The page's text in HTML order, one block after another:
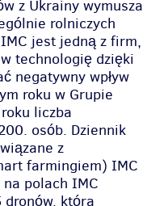
z Ukrainy wymusza
rolniczych
jest jedną z firm,
technologię dzięki
negatywny wpływ
roku w Grupie
liczba
. osób. Dziennik
z
farmingiem) IMC
polach IMC
która